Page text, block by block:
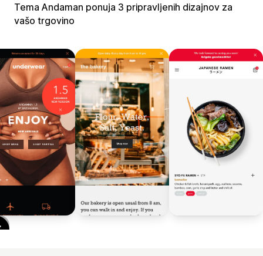
Tema Andaman ponuja 3 pripravljenih dizajnov za
vašo trgovino